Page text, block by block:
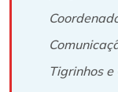
Tigrinhos e